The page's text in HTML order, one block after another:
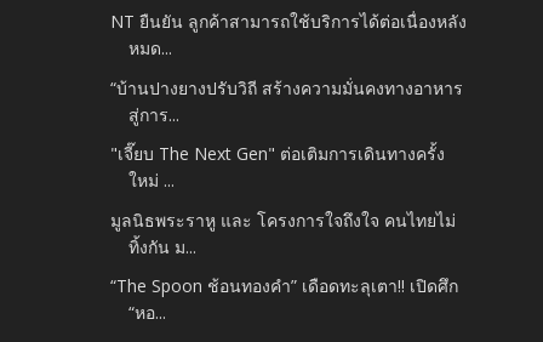
NT ยืนยัน ลูกค้าสามารถใช้บริการได้ต่อเนื่องหลัง
หมด...
“บ้านปางยางปรับวิถี สร้างความมั่นคงทางอาหาร
สู่การ...
"เจี๊ยบ The Next Gen" ต่อเติมการเดินทางครั้ง
ใหม่ ...
มูลนิธพระราหู และ โครงการใจถึงใจ คนไทยไม่
ทิ้งกัน ม...
“The Spoon ช้อนทองคำ” เดือดทะลุเตา!! เปิดศึก
“หอ...